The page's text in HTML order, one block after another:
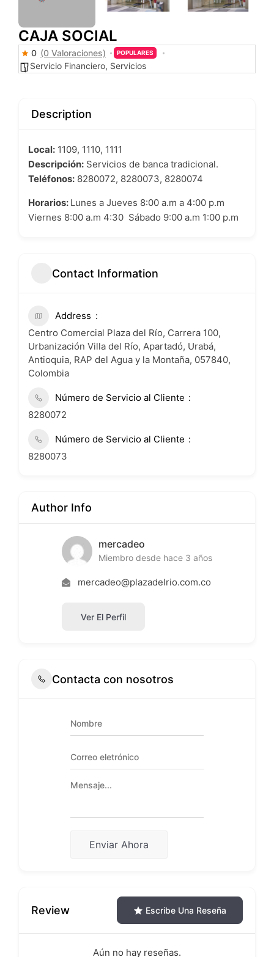
CAJA SOCIAL
0 (0 Valoraciones) POPULARES
Servicio Financiero, Servicios
Description
Local: 1109, 1110, 1111
Descripción: Servicios de banca tradicional.
Teléfonos: 8280072, 8280073, 8280074
Horarios: Lunes a Jueves 8:00 a.m a 4:00 p.m
Viernes 8:00 a.m 4:30 Sábado 9:00 a.m 1:00 p.m
Contact Information
Address
Centro Comercial Plaza del Río, Carrera 100,
Urbanización Villa del Río, Apartadó, Urabá,
Antioquia, RAP del Agua y la Montaña, 057840,
Colombia
Número de Servicio al Cliente
8280072
Número de Servicio al Cliente
8280073
Author Info
mercadeo
Miembro desde hace 3 años
mercadeo@plazadelrio.com.co
Ver El Perfil
Contacta con nosotros
Enviar Ahora
Review Escribe Una Reseña
Aún no hay reseñas.